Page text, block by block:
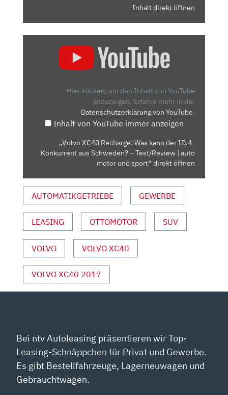
Inhalt direkt öffnen
RECHARGE:
KONKURRENT
SCHWEDEN?
|
AUTO
MOTOR
UND
VON
YOUTUBE
ANZEIGEN
Hier klicken, um den Inhalt von YouTube
anzuzeigen. Erfahre mehr in der
Datenschutzerklärung von YouTube.
Inhalt von YouTube immer anzeigen
„Volvo XC40 Recharge: Was kann der ID.4-
Konkurrent aus Schweden? – Test/Review | auto
motor und sport“ direkt öffnen
AUTOMATIKGETRIEBE GEWERBE
LEASING OTTOMOTOR SUV
VOLVO VOLVO XC40
VOLVO XC40 2017
Bei ntv Autoleasing präsentieren wir Top-
Leasing-Schnäppchen für Privat und Gewerbe.
Es gibt Bestellfahrzeuge, Lagerneuwagen und
Gebrauchtwagen.